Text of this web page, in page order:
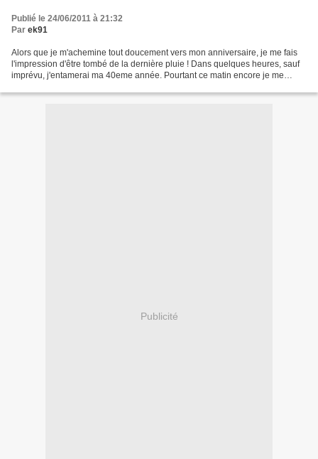
Publié le 24/06/2011 à 21:32
Par ek91
Alors que je m'achemine tout doucement vers mon anniversaire, je me fais
l'impression d'être tombé de la dernière pluie ! Dans quelques heures, sauf
imprévu, j'entamerai ma 40eme année. Pourtant ce matin encore je me
Publicité